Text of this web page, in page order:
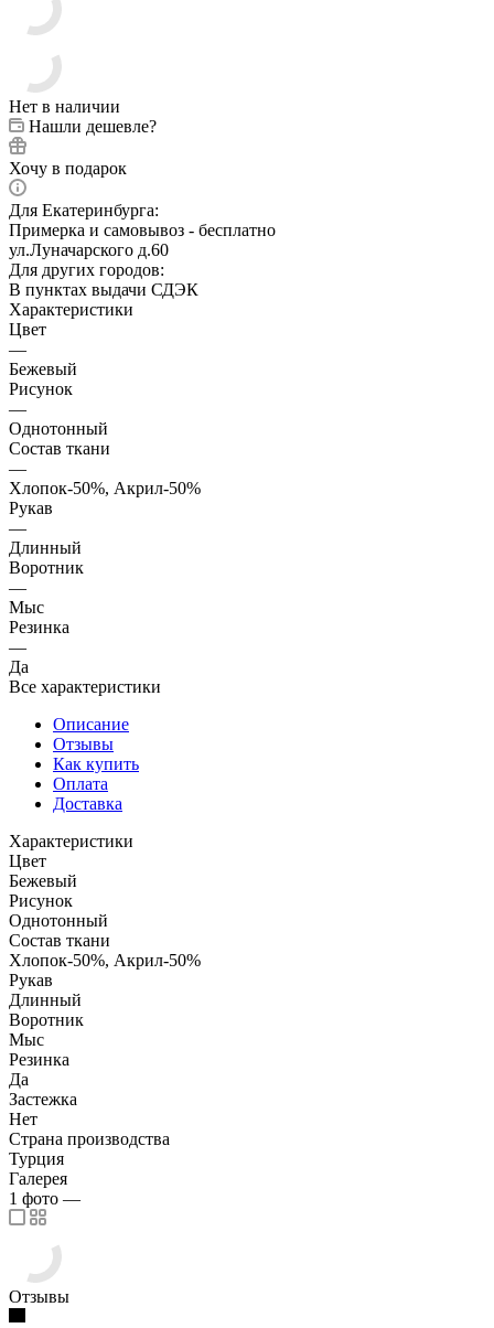
Нет в наличии
Нашли дешевле?
Хочу в подарок
Для Екатеринбурга:
Примерка и самовывоз - бесплатно
ул.Луначарского д.60
Для других городов:
В пунктах выдачи СДЭК
Характеристики
Цвет
—
Бежевый
Рисунок
—
Однотонный
Состав ткани
—
Хлопок-50%, Акрил-50%
Рукав
—
Длинный
Воротник
—
Мыс
Резинка
—
Да
Все характеристики
Описание
Отзывы
Как купить
Оплата
Доставка
Характеристики
Цвет
Бежевый
Рисунок
Однотонный
Состав ткани
Хлопок-50%, Акрил-50%
Рукав
Длинный
Воротник
Мыс
Резинка
Да
Застежка
Нет
Страна производства
Турция
Галерея
1 фото —
Отзывы